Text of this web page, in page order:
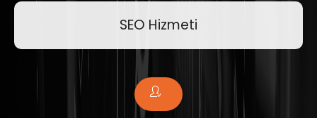
SEO Hizmeti